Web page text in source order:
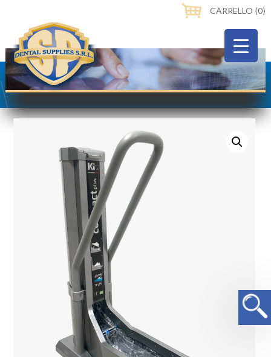
CARRELLO ⟨0⟩